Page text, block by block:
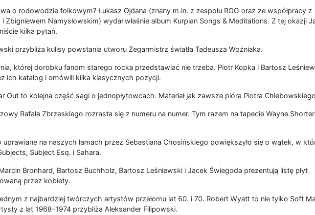
o rodowodzie folkowym? Łukasz Ojdana (znany m.in. z zespołu RGG oraz ze współpracy z
Zbigniewem Namysłowskim) wydał właśnie album Kurpian Songs & Meditations. Z tej okazji
kilka pytań.
przybliża kulisy powstania utworu Zegarmistrz światła Tadeusza Woźniaka.
której dorobku fanom starego rocka przedstawiać nie trzeba. Piotr Kopka i Bartosz
ich katalog i omówili kilka klasycznych pozycji.
Out to kolejna część sagi o jednopłytowcach. Materiał jak zawsze pióra Piotra
Rafała Zbrzeskiego rozrasta się z numeru na numer. Tym razem na tapecie Wayne
uprawiane na naszych łamach przez Sebastiana Chosińskiego powiększyło się o wątek, w
Subject Esq. i Sahara.
Bronhard, Bartosz Buchholz, Bartosz Leśniewski i Jacek Świegoda prezentują listę płyt
przez kobiety.
z najbardziej twórczych artystów przełomu lat 60. i 70. Robert Wyatt to nie tylko Soft
z lat 1968-1974 przybliża Aleksander Filipowski.